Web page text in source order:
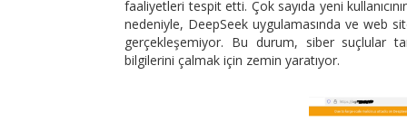
faaliyetleri tespit etti. Çok sayıda yeni
nedeniyle, DeepSeek uygulamasında ve web
gerçekleşemiyor. Bu durum, siber suçlular
bilgilerini çalmak için zemin yaratıyor.